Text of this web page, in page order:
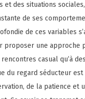
des situations
de ses
de ces variables
proposer une approche
casual qu’à
du regard séducteur est
de la patience et